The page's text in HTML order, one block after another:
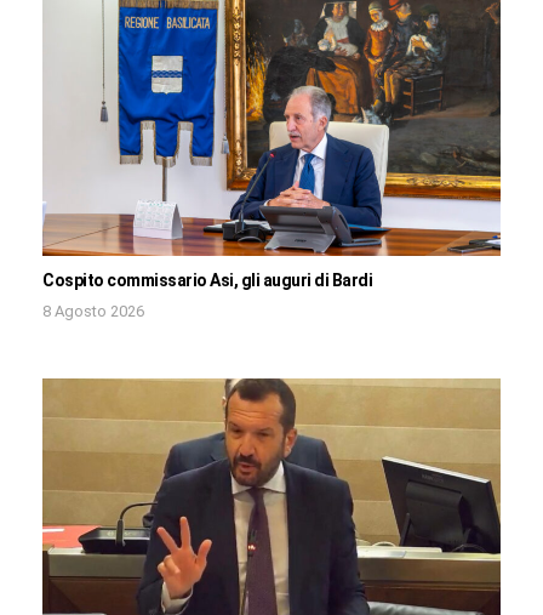
Cospito commissario Asi, gli auguri di Bardi
8 Agosto 2026